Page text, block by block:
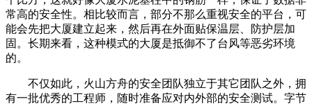
常高的安全性。相比较而言，部分不那么重视安全的平台，可
能会先把大厦建立起来，然后再在外面贴保温层、防护层加
固。长期来看，这种模式的大厦是抵御不了台风等恶劣环境
的。
不仅如此，火山方舟的安全团队独立于其它团队之外，拥
有一批优秀的工程师，随时准备应对内外部的安全测试。字节